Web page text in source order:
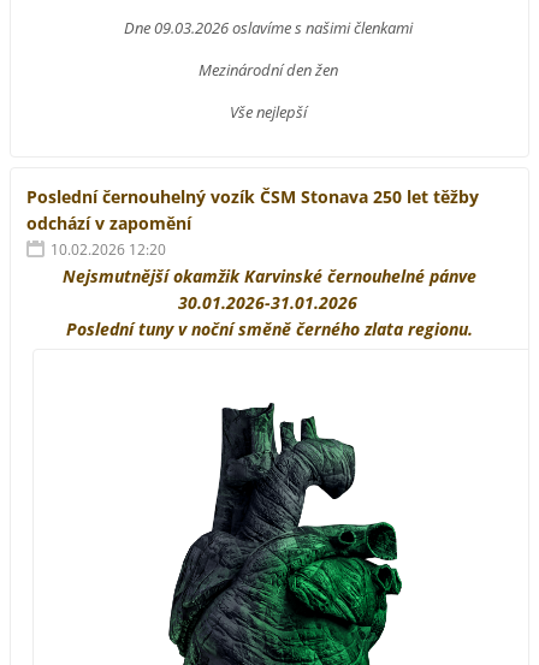
Dne 09.03.2026 oslavíme s našimi členkami
Mezinárodní den žen
Vše nejlepší
Poslední černouhelný vozík ČSM Stonava 250 let těžby
odchází v zapomění
10.02.2026 12:20
Nejsmutnější okamžik Karvinské černouhelné pánve
30.01.2026-31.01.2026
Poslední tuny v noční směně černého zlata regionu.